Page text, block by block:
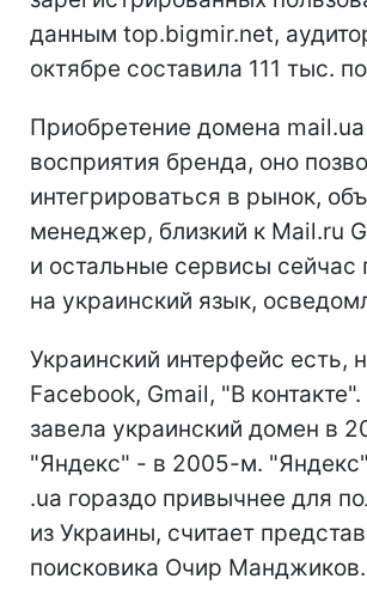
данным top.bigmir.net,
октябре составила 111 тыс.
Приобретение домена
восприятия бренда, оно
интегрироваться в рынок,
менеджер, близкий к Mail.ru
и остальные сервисы сейчас
на украинский язык,
Украинский интерфейс есть,
Facebook, Gmail, "В контакте".
завела украинский домен в
"Яндекс" - в 2005-м.
.ua гораздо привычнее для
из Украины, считает
поисковика Очир Манджиков.